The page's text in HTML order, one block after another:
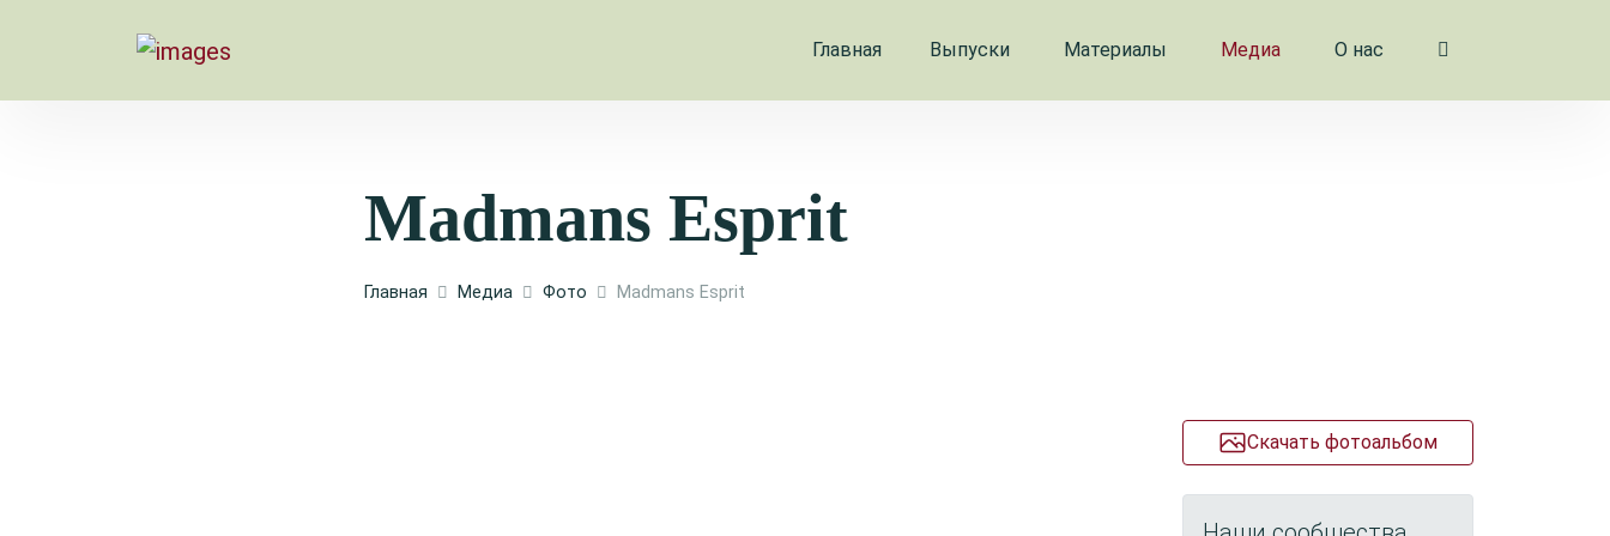
Главная Выпуски Материалы Медиа О нас
Madmans Esprit
Главная Медиа Фото Madmans Esprit
Скачать фотоальбом